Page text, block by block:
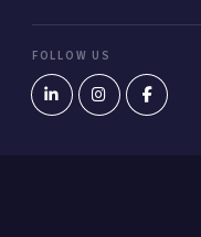
FOLLOW US